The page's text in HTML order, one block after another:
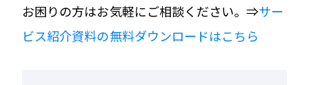
お困りの方はお気軽にご相談ください。⇒サー
ビス紹介資料の無料ダウンロードはこちら